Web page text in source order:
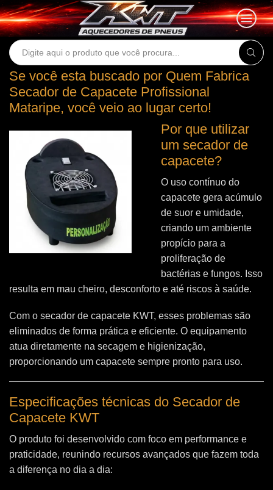
Search
Se você esta buscado por Quem Fabrica
Secador de Capacete Profissional
Mataripe, você veio ao lugar certo!
Por que utilizar
um secador de
capacete?
O uso contínuo do
capacete gera acúmulo
de suor e umidade,
criando um ambiente
propício para a
proliferação de
bactérias e fungos. Isso
resulta em mau cheiro, desconforto e até riscos à saúde.
Com o secador de capacete KWT, esses problemas são
eliminados de forma prática e eficiente. O equipamento
atua diretamente na secagem e higienização,
proporcionando um capacete sempre pronto para uso.
Especificações técnicas do Secador de
Capacete KWT
O produto foi desenvolvido com foco em performance e
praticidade, reunindo recursos avançados que fazem toda
a diferença no dia a dia: